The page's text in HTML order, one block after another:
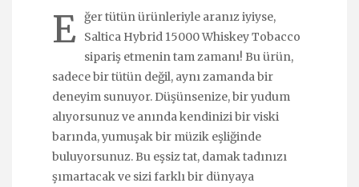
E ğer tütün ürünleriyle aranız iyiyse,
Saltica Hybrid 15000 Whiskey Tobacco
sipariş etmenin tam zamanı! Bu ürün,
sadece bir tütün değil, aynı zamanda bir
deneyim sunuyor. Düşünsenize, bir yudum
alıyorsunuz ve anında kendinizi bir viski
barında, yumuşak bir müzik eşliğinde
buluyorsunuz. Bu eşsiz tat, damak tadınızı
şımartacak ve sizi farklı bir dünyaya